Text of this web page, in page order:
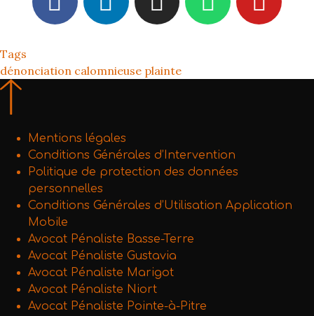
Tags
dénonciation calomnieuse plainte
Mentions légales
Conditions Générales d’Intervention
Politique de protection des données
personnelles
Conditions Générales d’Utilisation Application
Mobile
Avocat Pénaliste Basse-Terre
Avocat Pénaliste Gustavia
Avocat Pénaliste Marigot
Avocat Pénaliste Niort
Avocat Pénaliste Pointe-à-Pitre